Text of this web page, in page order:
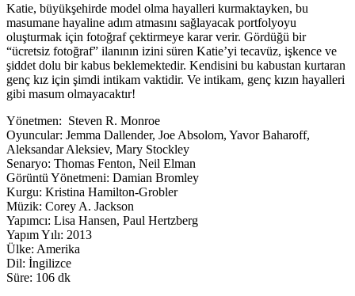
Katie, büyükşehirde model olma hayalleri kurmaktayken, bu
masumane hayaline adım atmasını sağlayacak portfolyoyu
oluşturmak için fotoğraf çektirmeye karar verir. Gördüğü bir
“ücretsiz fotoğraf” ilanının izini süren Katie’yi tecavüz, işkence ve
şiddet dolu bir kabus beklemektedir. Kendisini bu kabustan kurtaran
genç kız için şimdi intikam vaktidir. Ve intikam, genç kızın hayalleri
gibi masum olmayacaktır!
Yönetmen: Steven R. Monroe
Oyuncular: Jemma Dallender, Joe Absolom, Yavor Baharoff,
Aleksandar Aleksiev, Mary Stockley
Senaryo: Thomas Fenton, Neil Elman
Görüntü Yönetmeni: Damian Bromley
Kurgu: Kristina Hamilton-Grobler
Müzik: Corey A. Jackson
Yapımcı: Lisa Hansen, Paul Hertzberg
Yapım Yılı: 2013
Ülke: Amerika
Dil: İngilizce
Süre: 106 dk